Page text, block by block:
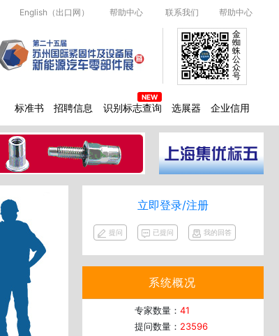
English（出口网） 帮助中心 联系我们 帮助中心
标准书 招聘信息 识别标志查询 选展器 企业信用
金
蜘
蛛
公
众
号
立即登录/注册
提问 已提问 我的回答
系统概况
专家数量： 41
提问数量： 23596